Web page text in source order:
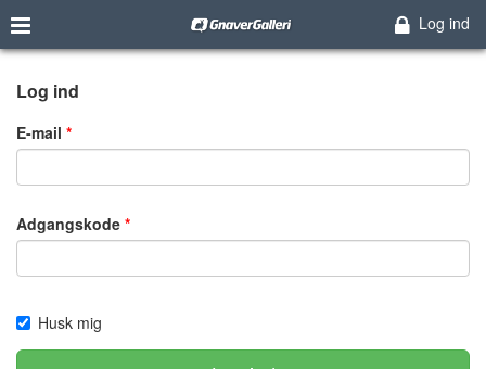
Log ind
Log ind
E-mail
Adgangskode
Husk mig